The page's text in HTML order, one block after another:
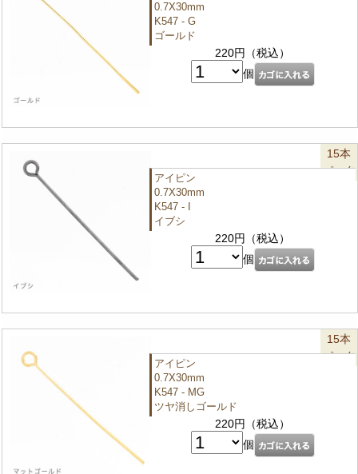
0.7X30mm
K547 - G
ゴールド
220円（税込）
個
15本
パック
アイピン
0.7X30mm
K547 - I
イブシ
220円（税込）
個
15本
パック
アイピン
0.7X30mm
K547 - MG
ツヤ消しゴールド
220円（税込）
個